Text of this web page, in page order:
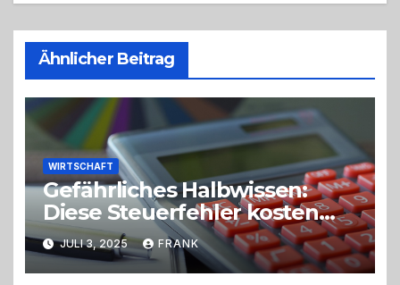
Ähnlicher Beitrag
WIRTSCHAFT
Gefährliches Halbwissen:
Diese Steuerfehler kosten
Selbstständige richtig Geld
JULI 3, 2025 FRANK